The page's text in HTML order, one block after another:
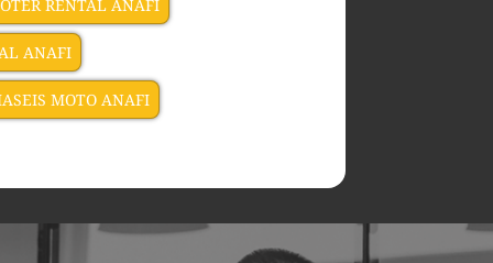
RENTAL ANAFI
ANAFI
MOTO ANAFI